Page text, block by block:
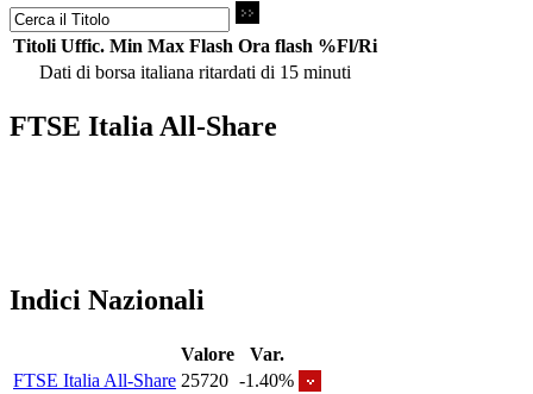
Titoli Uffic. Min Max Flash Ora flash %Fl/Ri
Dati di borsa italiana ritardati di 15 minuti
FTSE Italia All-Share
Indici Nazionali
Valore
Var.
FTSE Italia All-Share 25720 -1.40%